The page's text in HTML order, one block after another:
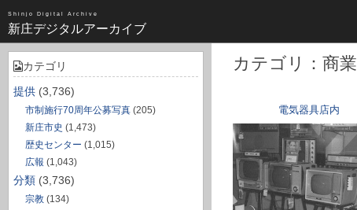
Shinjo Digital Archive
新庄デジタルアーカイブ
近世（14）
タグ全一覧
新庄デジタルアーカイブについて
カテゴリ
提供 (3,736)
市制施行70周年公募写真 (205)
新庄市史 (1,473)
歴史センター (1,015)
広報 (1,043)
分類 (3,736)
宗教 (134)
カテゴリ：商業
電気器具店内